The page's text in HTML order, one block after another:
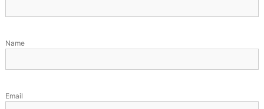
Name
Email